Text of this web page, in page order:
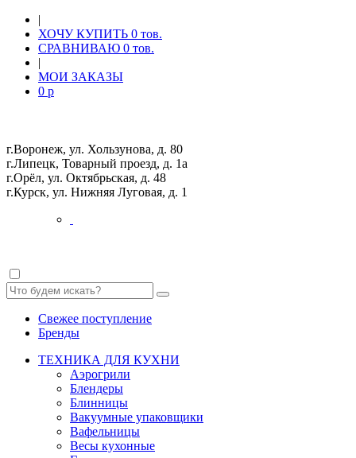
|
ХОЧУ КУПИТЬ 0 тов.
СРАВНИВАЮ 0 тов.
|
МОИ ЗАКАЗЫ
0 p
г.Воронеж, ул. Хользунова, д. 80
г.Липецк, Товарный проезд, д. 1а
г.Орёл, ул. Октябрьская, д. 48
г.Курск, ул. Нижняя Луговая, д. 1
Свежее поступление
Бренды
ТЕХНИКА ДЛЯ КУХНИ
Аэрогрили
Блендеры
Блинницы
Вакуумные упаковщики
Вафельницы
Весы кухонные